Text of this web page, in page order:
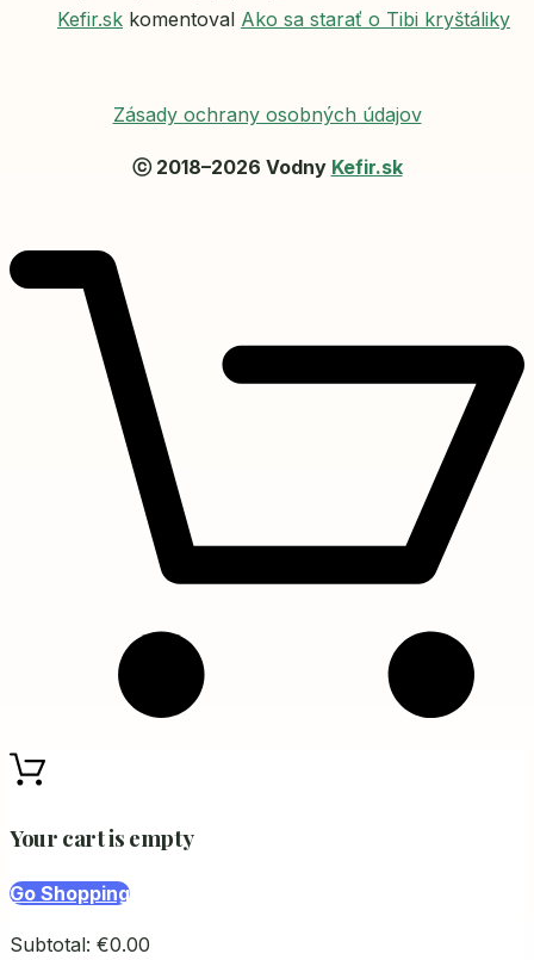
Kefir.sk komentoval Ako sa starať o Tibi kryštáliky
Zásady ochrany osobných údajov
ⓒ 2018–2026 Vodny Kefir.sk
Your cart is empty
Go Shopping
Subtotal: €0.00